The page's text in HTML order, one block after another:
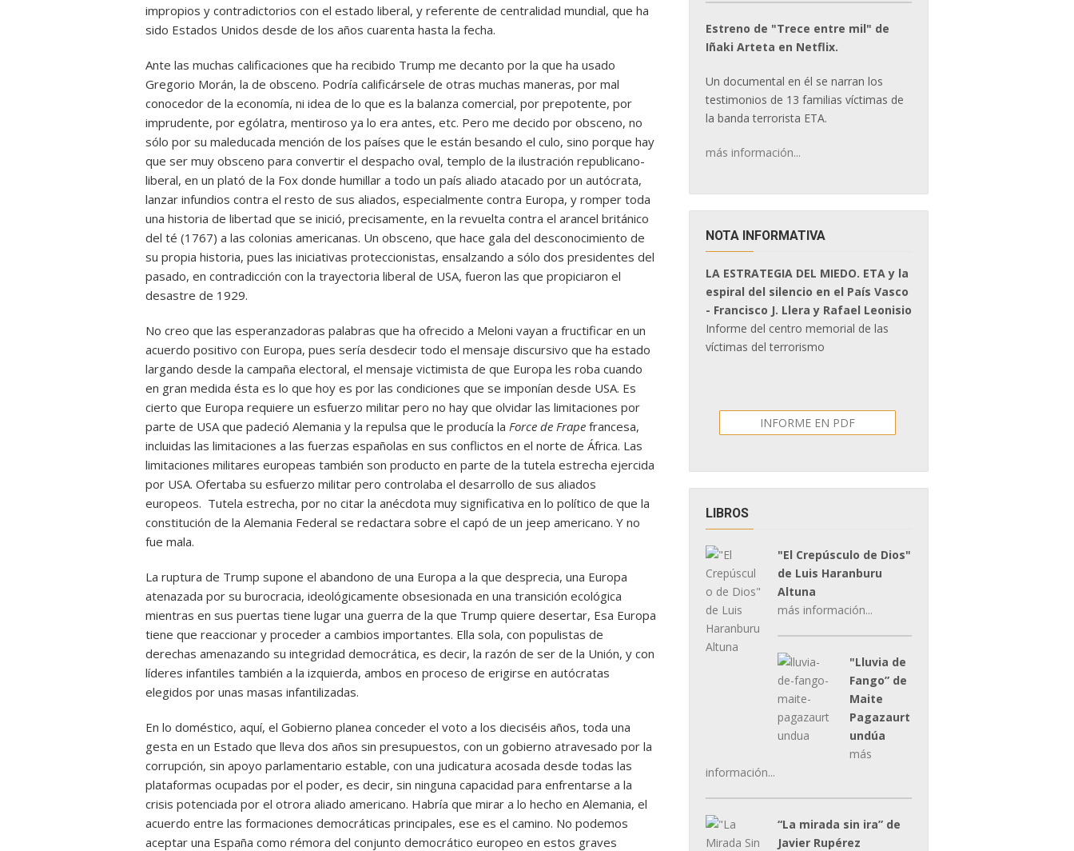
impropios y contradictorios con el estado liberal, y referente de centralidad mundial, que ha
sido Estados Unidos desde de los años cuarenta hasta la fecha.
Ante las muchas calificaciones que ha recibido Trump me decanto por la que ha usado
Gregorio Morán, la de obsceno. Podría calificársele de otras muchas maneras, por mal
conocedor de la economía, ni idea de lo que es la balanza comercial, por prepotente, por
imprudente, por ególatra, mentiroso ya lo era antes, etc. Pero me decido por obsceno, no
sólo por su maleducada mención de los países que le están besando el culo, sino porque hay
que ser muy obsceno para convertir el despacho oval, templo de la ilustración republicano-
liberal, en un plató de la Fox donde humillar a todo un país aliado atacado por un autócrata,
lanzar infundios contra el resto de sus aliados, especialmente contra Europa, y romper toda
una historia de libertad que se inició, precisamente, en la revuelta contra el arancel británico
del té (1767) a las colonias americanas. Un obsceno, que hace gala del desconocimiento de
su propia historia, pues las iniciativas proteccionistas, ensalzando a sólo dos presidentes del
pasado, en contradicción con la trayectoria liberal de USA, fueron las que propiciaron el
desastre de 1929.
No creo que las esperanzadoras palabras que ha ofrecido a Meloni vayan a fructificar en un
acuerdo positivo con Europa, pues sería desdecir todo el mensaje discursivo que ha estado
largando desde la campaña electoral, el mensaje victimista de que Europa les roba cuando
en gran medida ésta es lo que hoy es por las condiciones que se imponían desde USA. Es
cierto que Europa requiere un esfuerzo militar pero no hay que olvidar las limitaciones por
parte de USA que padeció Alemania y la repulsa que le producía la Force de Frape francesa,
incluidas las limitaciones a las fuerzas españolas en sus conflictos en el norte de África. Las
limitaciones militares europeas también son producto en parte de la tutela estrecha ejercida
por USA. Ofertaba su esfuerzo militar pero controlaba el desarrollo de sus aliados
europeos. Tutela estrecha, por no citar la anécdota muy significativa en lo político de que la
constitución de la Alemania Federal se redactara sobre el capó de un jeep americano. Y no
fue mala.
La ruptura de Trump supone el abandono de una Europa a la que desprecia, una Europa
atenazada por su burocracia, ideológicamente obsesionada en una transición ecológica
mientras en sus puertas tiene lugar una guerra de la que Trump quiere desertar, Esa Europa
tiene que reaccionar y proceder a cambios importantes. Ella sola, con populistas de
derechas amenazando su integridad democrática, es decir, la razón de ser de la Unión, y con
líderes infantiles también a la izquierda, ambos en proceso de erigirse en autócratas
elegidos por unas masas infantilizadas.
En lo doméstico, aquí, el Gobierno planea conceder el voto a los dieciséis años, toda una
gesta en un Estado que lleva dos años sin presupuestos, con un gobierno atravesado por la
corrupción, sin apoyo parlamentario estable, con una judicatura acosada desde todas las
plataformas ocupadas por el poder, es decir, sin ninguna capacidad para enfrentarse a la
crisis potenciada por el otrora aliado americano. Habría que mirar a lo hecho en Alemania, el
acuerdo entre las formaciones democráticas principales, ese es el camino. No podemos
aceptar una España como rémora del conjunto democrático europeo en estos graves
Estreno de "Trece entre mil" de
Iñaki Arteta en Netflix.
Un documental en él se narran los
testimonios de 13 familias víctimas de
la banda terrorista ETA.
más información...
NOTA INFORMATIVA
LA ESTRATEGIA DEL MIEDO. ETA y la
espiral del silencio en el País Vasco
- Francisco J. Llera y Rafael Leonisio
Informe del centro memorial de las
víctimas del terrorismo
INFORME EN PDF
LIBROS
"El Crepúsculo de Dios"
de Luis Haranburu
Altuna
más información...
"Lluvia de
Fango” de
Maite
Pagazaurt
undúa
más
información...
“La mirada sin ira” de
Javier Rupérez